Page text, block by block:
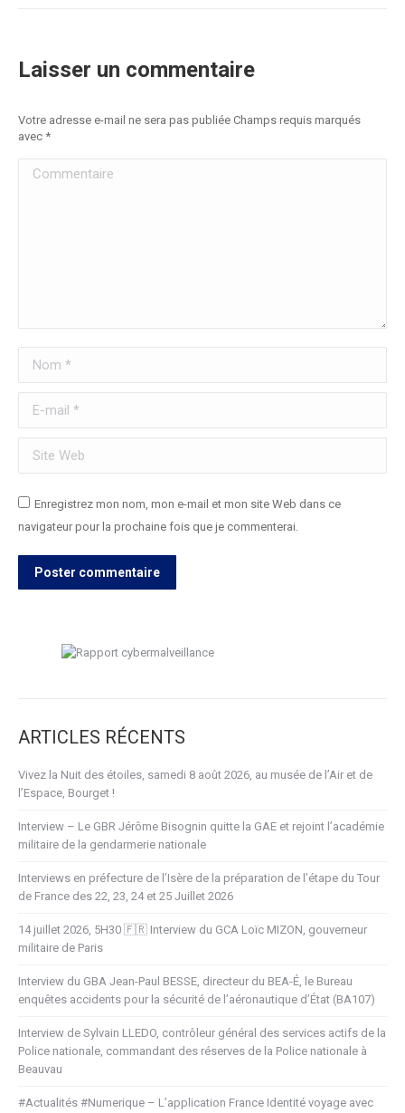
Laisser un commentaire
Votre adresse e-mail ne sera pas publiée Champs requis marqués
avec *
Commentaire
Nom *
E-mail *
Site Web
Enregistrez mon nom, mon e-mail et mon site Web dans ce
navigateur pour la prochaine fois que je commenterai.
Poster commentaire
ARTICLES RÉCENTS
Vivez la Nuit des étoiles, samedi 8 août 2026, au musée de l’Air et de
l’Espace, Bourget !
Interview – Le GBR Jérôme Bisognin quitte la GAE et rejoint l’académie
militaire de la gendarmerie nationale
Interviews en préfecture de l’Isère de la préparation de l’étape du Tour
de France des 22, 23, 24 et 25 Juillet 2026
14 juillet 2026, 5H30 🇫🇷 Interview du GCA Loïc MIZON, gouverneur
militaire de Paris
Interview du GBA Jean-Paul BESSE, directeur du BEA-É, le Bureau
enquêtes accidents pour la sécurité de l’aéronautique d’État (BA107)
Interview de Sylvain LLEDO, contrôleur général des services actifs de la
Police nationale, commandant des réserves de la Police nationale à
Beauvau
#Actualités #Numerique – L’application France Identité voyage avec